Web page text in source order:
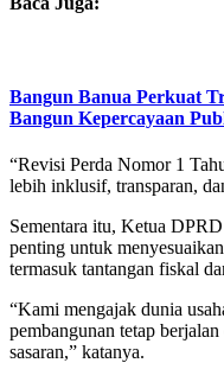
Bangun Banua Perkuat
Bangun Kepercayaan
“Revisi Perda Nomor 1
lebih inklusif, transparan,
Sementara itu, Ketua
penting untuk
termasuk tantangan fiskal
“Kami mengajak dunia
pembangunan tetap
sasaran,” katanya.